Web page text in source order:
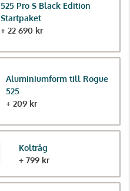
525 Pro S Black Edition
Startpaket
+ 22 690 kr
Aluminiumform till Rogue
525
+ 209 kr
Koltråg
+ 799 kr